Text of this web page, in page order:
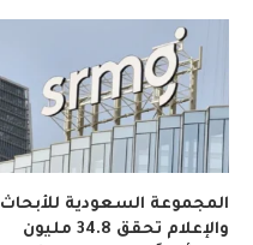
المجموعة السعودية للأبحاث
والإعلام تحقق 34.8 مليون